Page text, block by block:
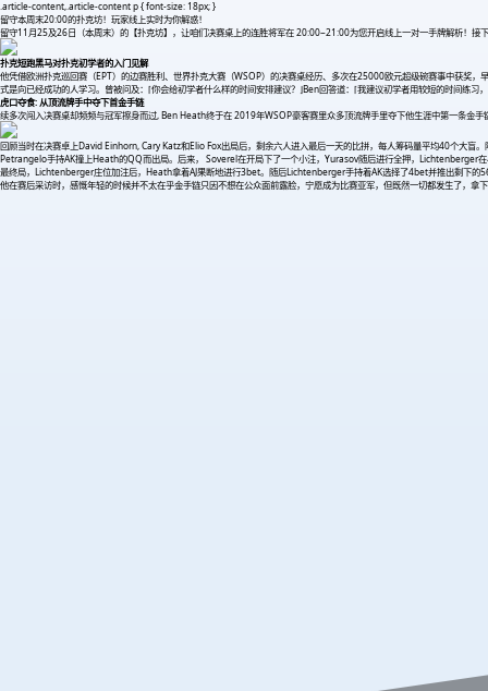
.article-content,.article-content p { font-size: 18px; }
留守本周末20:00的扑克坊！玩家线上实时为你解惑！
留守11月25及26日（本周末）的【扑克坊】，让咱们决赛桌上的连胜将军在 20:00~21:00为您开启线上一对一手牌解析！
扑克短跑黑马对扑克初学者的入门见解
他凭借欧洲扑克巡回赛（EPT）的边赛胜利、世界扑克大赛（WSOP）的决赛桌经历、多次在25000欧元超级碗赛事中获奖
式是向已经成功的人学习。曾被问及：⌈你会给初学者什么样的时间安排建议？⌋Ben回答道：⌈我建议初学者用较短的时间练
虎口夺食: 从顶流牌手中夺下首金手链
续多次闯入决赛桌却频频与冠军擦身而过, Ben Heath终于在 2019年WSOP豪客赛里众多顶流牌手里夺下他生涯中第一条金手
回顾当时在决赛卓上David Einhorn, Cary Katz和Elio Fox出局后，剩余六人进入最后一天的比拼，每人筹码量平均40个大
Petrangelo手持AK撞上Heath的QQ而出局。后来， Soverel在开局下了一个小注，Yurasov随后进行全押，Lichtenberger
最终局，Lichtenberger庄位加注后，Heath拿着AJ果断地进行3bet。随后Lichtenberger手持着AK选择了4bet并推出剩下
他在赛后采访时，感慨年轻的时候并不太在乎金手链只因不想在公众面前露脸，宁愿成为比赛亚军，但既然一切都发生了，拿